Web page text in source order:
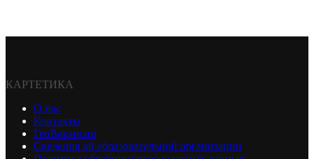
КАРТЕТИКА
О нас
Контакты
ГеоВакансии
Сведения об образовательной организации